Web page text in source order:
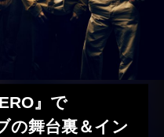
』で
舞台裏＆イン